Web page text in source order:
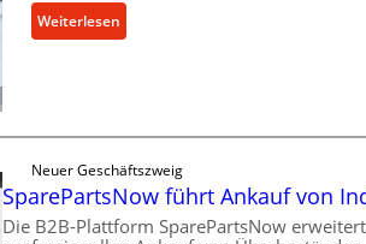
e
r
t
s
c
u
Weiterlesen:
C
o
e
n
Neuer Geschäftszweig
SparePartsNow führt Ankauf von
Die B2B-Plattform SparePartsNow